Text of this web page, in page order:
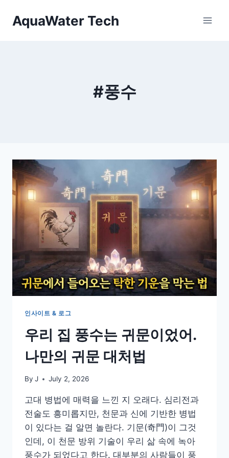
AquaWater Tech
#풍수
인사이트 & 로그
우리 집 풍수는 귀문이었어.
나만의 귀문 대처법
By J July 2, 2026
고대 병법에 매력을 느낀 지 오래다. 심리전과
전술도 흥미롭지만, 천문과 신에 기반한 병법
이 있다는 걸 알면 놀란다. 기문(奇門)이 그것
인데, 이 천문 방위 기술이 우리 삶 속에 녹아
풍수가 되었다고 한다. 대부분의 사람들이 풍